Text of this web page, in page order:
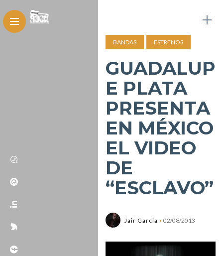
BANDAS ESTRENOS
GUADALUP
E PLATA
PRESENTA
EN MÉXICO
EL VIDEO
DE
“ESCLAVO”
Jair Garcia 02/08/2013